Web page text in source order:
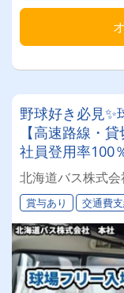
野球好き必見✨
【高速路線・
社員登用率100
業員約1,200名
京バスグルー
北海道バス株式会
賞与あり 交通費